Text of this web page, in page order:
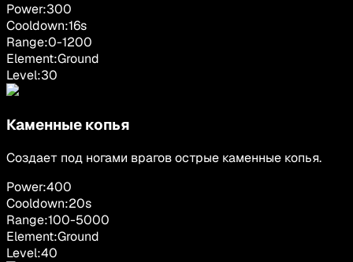
Power:300
Cooldown:16s
Range:0-1200
Element:Ground
Level:30
Каменные копья
Создает под ногами врагов острые каменные копья.
Power:400
Cooldown:20s
Range:100-5000
Element:Ground
Level:40